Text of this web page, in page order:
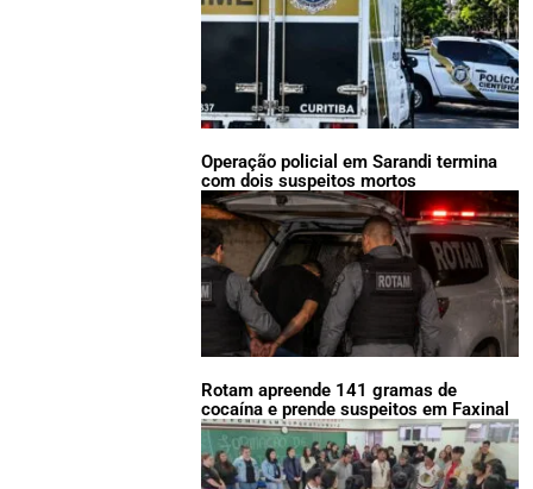
Operação policial em Sarandi termina
com dois suspeitos mortos
Rotam apreende 141 gramas de
cocaína e prende suspeitos em Faxinal